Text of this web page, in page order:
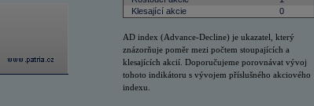
Klesající akcie
0
AD index (Advance-Decline) je ukazatel, který
znázorňuje poměr mezi počtem stoupajících a
klesajících akcií. Doporučujeme porovnávat vývoj
tohoto indikátoru s vývojem příslušného akciového
indexu.